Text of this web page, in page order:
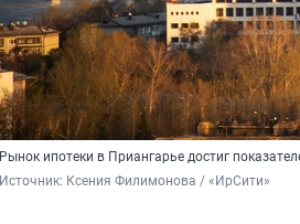
Рынок ипотеки в Приангарье достиг
Источник: Ксения Филимонова / «ИрСити»